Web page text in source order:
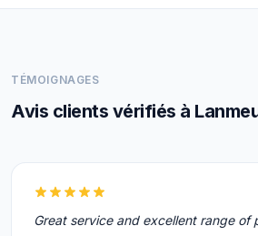
TÉMOIGNAGES
Avis clients vérifiés à
Great service and excellent range of